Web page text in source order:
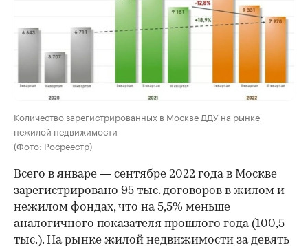
Количество зарегистрированных в Москве ДДУ на рынке
нежилой недвижимости
(Фото: Росреестр)
Всего в январе — сентябре 2022 года в Москве
зарегистрировано 95 тыс. договоров в жилом и
нежилом фондах, что на 5,5% меньше
аналогичного показателя прошлого года (100,5
тыс.). На рынке жилой недвижимости за девять